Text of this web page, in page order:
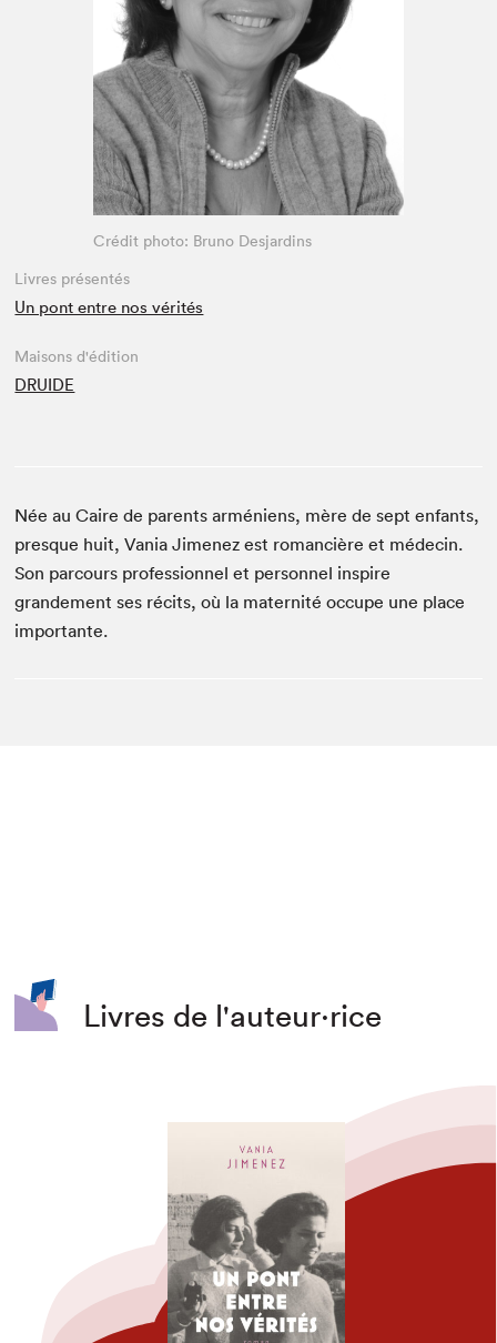
Espace enseignant·e·s
Espace pro
Crédit photo: Bruno Desjardins
Livres présentés
Un pont entre nos vérités
Maisons d'édition
DRUIDE
Née au Caire de parents arméniens, mère de sept enfants,
presque huit, Vania Jimenez est romancière et médecin.
Son parcours professionnel et personnel inspire
grandement ses récits, où la maternité occupe une place
importante.
Livres de l'auteur·rice